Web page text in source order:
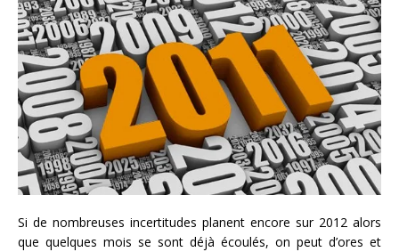
Si de nombreuses incertitudes planent encore sur 2012 alors
que quelques mois se sont déjà écoulés, on peut d’ores et